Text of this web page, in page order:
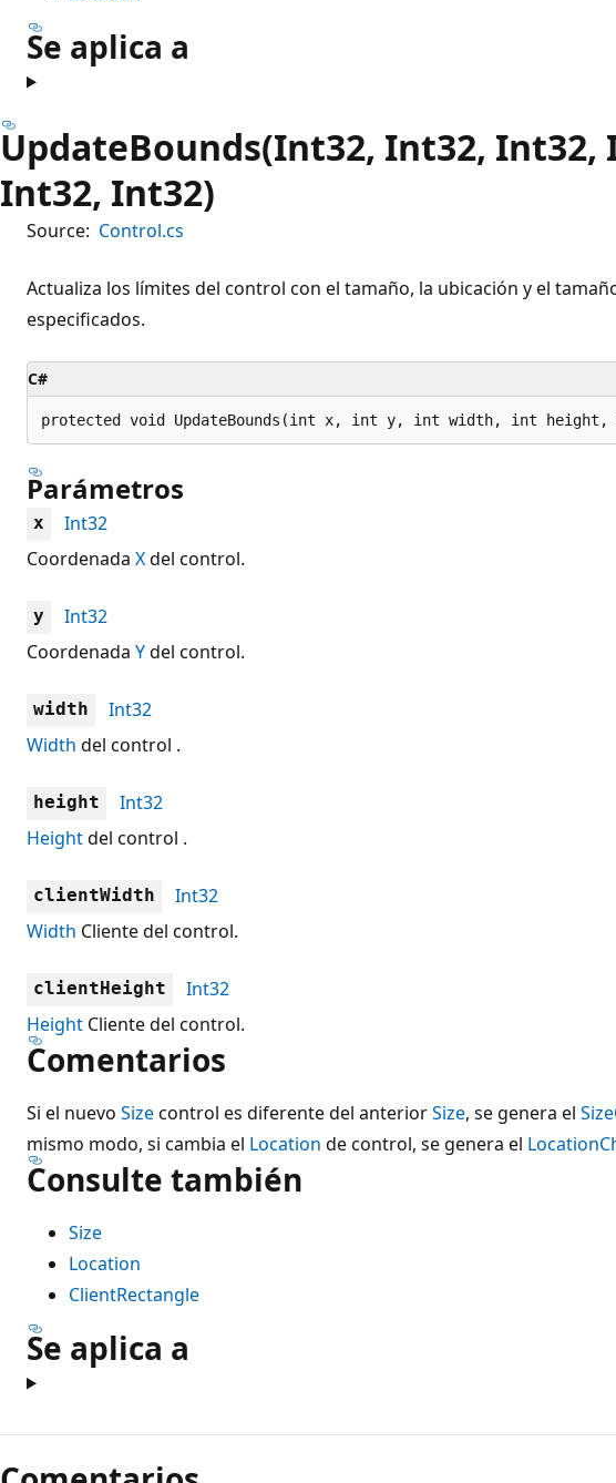
Se aplica a
UpdateBounds(Int32, Int32, Int32,
Int32, Int32)
Source: Control.cs
Actualiza los límites del control con el tamaño, la ubicación y el
especificados.
C#
protected void UpdateBounds(int x, int y, int width, int
Parámetros
x
Int32
Coordenada Xdel control.
y
Int32
Coordenada Ydel control.
width
Int32
Width del control .
height
Int32
Heightdel control .
clientWidth
Int32
Width Cliente del control.
clientHeight
Int32
Height Cliente del control.
Comentarios
Si el nuevo Sizecontrol es diferente del anteriorSize, se genera el
mismo modo, si cambia el Location de control, se genera el
Consulte también
Size
Location
ClientRectangle
Se aplica a